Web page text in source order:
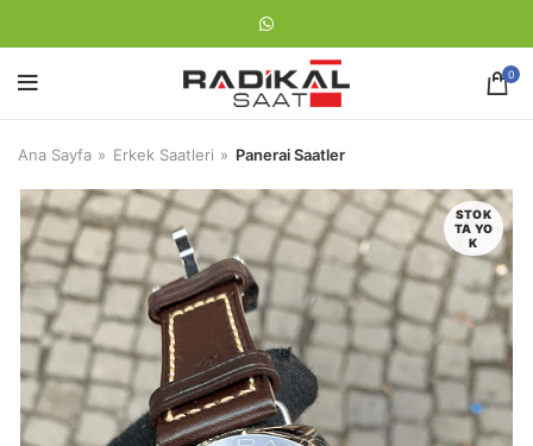
0
Ana Sayfa Erkek Saatleri Panerai Saatler
STOK
TA YO
K